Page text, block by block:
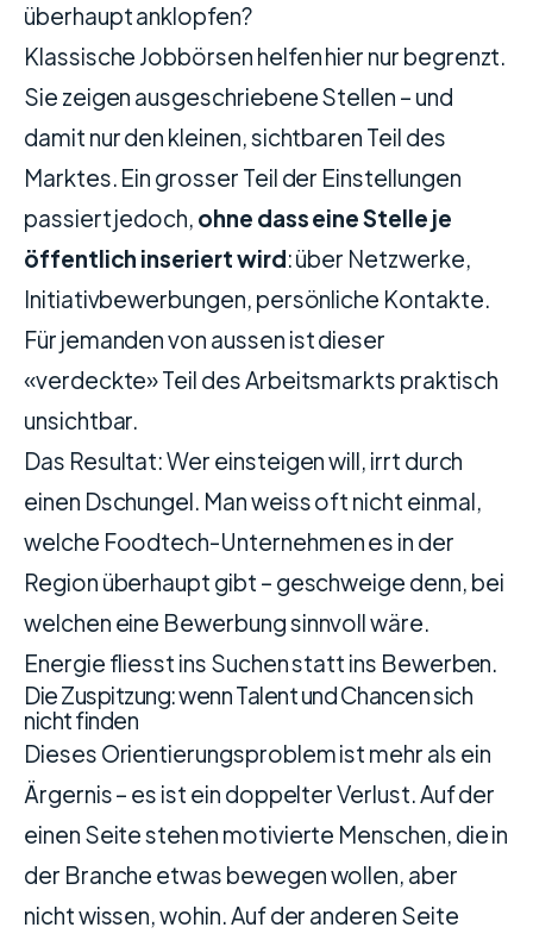
überhaupt anklopfen?
Klassische Jobbörsen helfen hier nur begrenzt.
Sie zeigen ausgeschriebene Stellen – und
damit nur den kleinen, sichtbaren Teil des
Marktes. Ein grosser Teil der Einstellungen
passiert jedoch, ohne dass eine Stelle je
öffentlich inseriert wird: über Netzwerke,
Initiativbewerbungen, persönliche Kontakte.
Für jemanden von aussen ist dieser
«verdeckte» Teil des Arbeitsmarkts praktisch
unsichtbar.
Das Resultat: Wer einsteigen will, irrt durch
einen Dschungel. Man weiss oft nicht einmal,
welche Foodtech-Unternehmen es in der
Region überhaupt gibt – geschweige denn, bei
welchen eine Bewerbung sinnvoll wäre.
Energie fliesst ins Suchen statt ins Bewerben.
Die Zuspitzung: wenn Talent und Chancen sich
nicht finden
Dieses Orientierungsproblem ist mehr als ein
Ärgernis – es ist ein doppelter Verlust. Auf der
einen Seite stehen motivierte Menschen, die in
der Branche etwas bewegen wollen, aber
nicht wissen, wohin. Auf der anderen Seite